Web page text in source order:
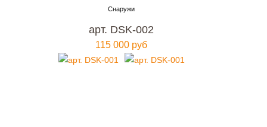
арт. DSK-002
115 000 руб